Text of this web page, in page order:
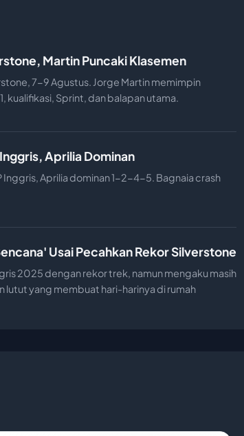
Martin Puncaki Klasemen
7-9 Agustus. Jorge Martin memimpin
kualifikasi, Sprint, dan balapan utama.
Aprilia Dominan
Inggris, Aprilia dominan 1-2-4-5. Bagnaia crash
Usai Pecahkan Rekor Silverstone
2025 dengan rekor trek, namun mengaku masih
lutut yang membuat hari-harinya di rumah